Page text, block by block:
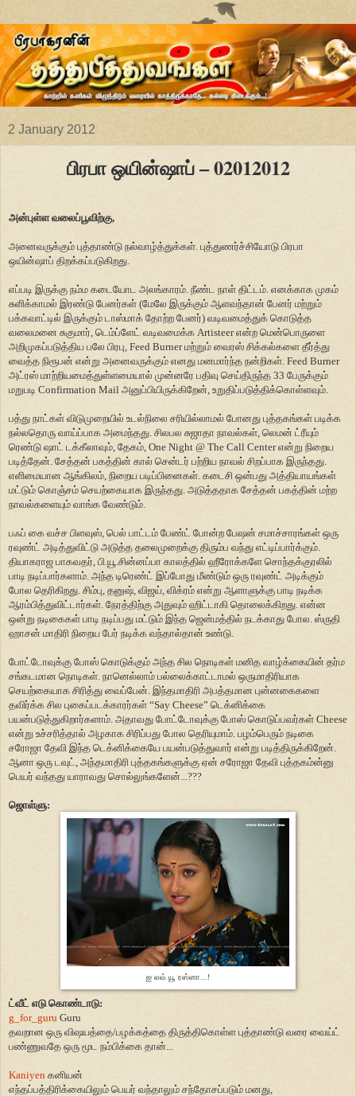
2 January 2012
பிரபா ஒயின்ஷாப் – 02012012
அன்புள்ள வலைப்பூவிற்கு,
அனைவருக்கும் புத்தாண்டு நல்வாழ்த்துக்கள். புத்துணர்ச்சியோடு பிரபா
ஒயின்ஷாப் திறக்கப்படுகிறது.
எப்படி இருக்கு நம்ம கடையோட அலங்காரம். நீண்ட நாள் திட்டம். எனக்காக முகம்
சுளிக்காமல் இரண்டு பேனர்கள் (மேலே இருக்கும் ஆளவந்தான் பேனர் மற்றும்
பக்கவாட்டில் இருக்கும் டாஸ்மாக் தோற்ற பேனர்) வடிவமைத்துக் கொடுத்த
வலைமனை சுகுமார், டெம்ப்ளேட் வடிவமைக்க Artisteer என்ற மென்பொருளை
அறிமுகப்படுத்திய பலே பிரபு, Feed Burner மற்றும் வைரஸ் சிக்கல்களை தீர்த்து
வைத்த நிரூபன் என்று அனைவருக்கும் எனது மனமார்ந்த நன்றிகள். Feed Burner
அட்ரஸ் மாற்றியமைத்துள்ளமையால் முன்னரே பதிவு செய்திருந்த 33 பேருக்கும்
மறுபடி Confirmation Mail அனுப்பியிருக்கிறேன், உறுதிப்படுத்திக்கொள்ளவும்.
பத்து நாட்கள் விடுமுறையில் உடல்நிலை சரியில்லாமல் போனது புத்தகங்கள் படிக்க
நல்லதொரு வாய்ப்பாக அமைந்தது. சிலபல சுஜாதா நாவல்கள், லெமன் ட்ரீயும்
ரெண்டு ஷாட் டக்கீலாவும், தேகம், One Night @ The Call Center என்று நிறைய
படித்தேன். சேத்தன் பகத்தின் கால் சென்டர் பற்றிய நாவல் சிறப்பாக இருந்தது.
எளிமையான ஆங்கிலம், நிறைய படிப்பினைகள். கடைசி ஒன்பது அத்தியாயங்கள்
மட்டும் கொஞ்சம் செயற்கையாக இருந்தது. அடுத்ததாக சேத்தன் பகத்தின் மற்ற
நாவல்களையும் வாங்க வேண்டும்.
பஃப் கை வச்ச பிளவுஸ், பெல் பாட்டம் பேண்ட் போன்ற பேஷன் சமாச்சாரங்கள் ஒரு
ரவுண்ட் அடித்துவிட்டு அடுத்த தலைமுறைக்கு திரும்ப வந்து எட்டிப்பார்க்கும்.
தியாகராஜ பாகவதர், பி.யூ.சின்னப்பா காலத்தில் ஹீரோக்களே சொந்தக்குரலில்
பாடி நடிப்பார்களாம். அந்த டிரெண்ட் இப்போது மீண்டும் ஒரு ரவுண்ட் அடிக்கும்
போல தெரிகிறது. சிம்பு, தனுஷ், விஜய், விக்ரம் என்று ஆளாளுக்கு பாடி நடிக்க
ஆரம்பித்துவிட்டார்கள். நேரத்திற்கு அதுவும் ஹிட்டாகி தொலைக்கிறது. என்ன
ஒன்று நடிகைகள் பாடி நடிப்பது மட்டும் இந்த ஜென்மத்தில் நடக்காது போல. ஸ்ருதி
ஹாசன் மாதிரி நிறைய பேர் நடிக்க வந்தால்தான் உண்டு.
போட்டோவுக்கு போஸ் கொடுக்கும் அந்த சில நொடிகள் மனித வாழ்க்கையின் தர்ம
சங்கடமான நொடிகள். நானெல்லாம் பல்லைக்காட்டாமல் ஒருமாதிரியாக
செயற்கையாக சிரித்து வைப்பேன். இந்தமாதிரி அபத்தமான புன்னகைகளை
தவிர்க்க சில புகைப்படக்காரர்கள் “Say Cheese” டெக்னிக்கை
பயன்படுத்துகிறார்களாம். அதாவது போட்டோவுக்கு போஸ் கொடுப்பவர்கள் Cheese
என்று உச்சரித்தால் அழகாக சிரிப்பது போல தெரியுமாம். பழம்பெரும் நடிகை
சரோஜா தேவி இந்த டெக்னிக்கையே பயன்படுத்துவார் என்று படித்திருக்கிறேன்.
ஆனா ஒரு டவுட், அந்தமாதிரி புத்தகங்களுக்கு ஏன் சரோஜா தேவி புத்தகம்ன்னு
பெயர் வந்தது யாராவது சொல்லுங்களேன்...???
ஜொள்ளு:
ஐ லவ் யூ ரஸ்னா...!
ட்வீட் எடு கொண்டாடு:
g_for_guru Guru
தவறான ஒரு விஷயத்தை/பழக்கத்தை திருத்திகொள்ள புத்தாண்டு வரை வைய்ட்
பண்ணுவதே ஒரு மூட நம்பிக்கை தான்...
Kaniyen கனியன்
எந்தப்பத்திரிக்கையிலும் பெயர் வந்தாலும் சந்தோசப்படும் மனது